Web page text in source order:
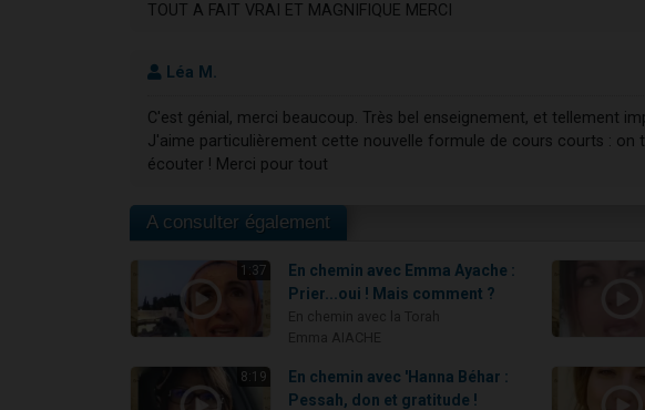
TOUT A FAIT VRAI ET MAGNIFIQUE MERCI
Léa M.
C'est génial, merci beaucoup. Très bel enseignement, et tellement
J'aime particulièrement cette nouvelle formule de cours courts : on
écouter ! Merci pour tout
A consulter également
1:37
En chemin avec Emma Ayache :
Prier...oui ! Mais comment ?
8:19
En chemin avec 'Hanna Béhar :
Pessah, don et gratitude !